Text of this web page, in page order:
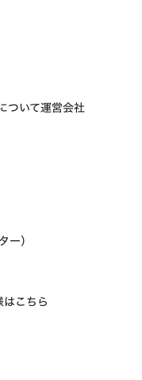
ついて運営会社
）
こちら